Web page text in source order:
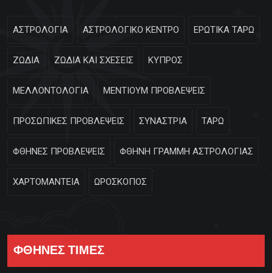
ΑΣΤΡΟΛΟΓΙΑ ΑΣΤΡΟΛΟΓΙΚΟ ΚΕΝΤΡΟ ΕΡΩΤΙΚΑ ΤΑΡΩ
ΖΩΔΙΑ ΖΩΔΙΑ ΚΑΙ ΣΧΕΣΕΙΣ ΚΥΠΡΟΣ
ΜΕΛΛΟΝΤΟΛΟΓΙΑ ΜΕΝΤΙΟΥΜ ΠΡΟΒΛΕΨΕΙΣ
ΠΡΟΣΩΠΙΚΕΣ ΠΡΟΒΛΕΨΕΙΣ ΣΥΝΑΣΤΡΙΑ ΤΑΡΩ
ΦΘΗΝΕΣ ΠΡΟΒΛΕΨΕΙΣ ΦΘΗΝΗ ΓΡΑΜΜΗ ΑΣΤΡΟΛΟΓΙΑΣ
ΧΑΡΤΟΜΑΝΤΕΙΑ ΩΡΟΣΚΟΠΟΣ
ΦΘΗΝΕΣ ΤΙΜΕΣ